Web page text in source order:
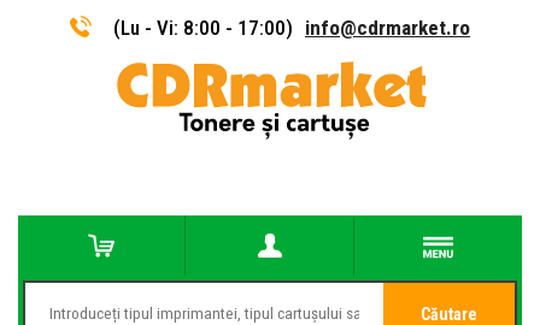
(Lu - Vi: 8:00 - 17:00) info@cdrmarket.ro
Căutare